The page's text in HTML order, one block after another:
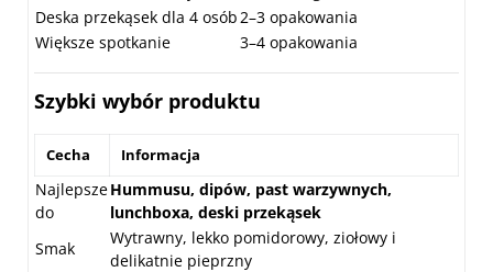
Deska przekąsek dla 4 osób2–3 opakowania
Większe spotkanie
3–4 opakowania
Szybki wybór produktu
Cecha Informacja
Najlepsze
do
Hummusu, dipów, past warzywnych,
lunchboxa, deski przekąsek
Smak
Wytrawny, lekko pomidorowy, ziołowy i
delikatnie pieprzny